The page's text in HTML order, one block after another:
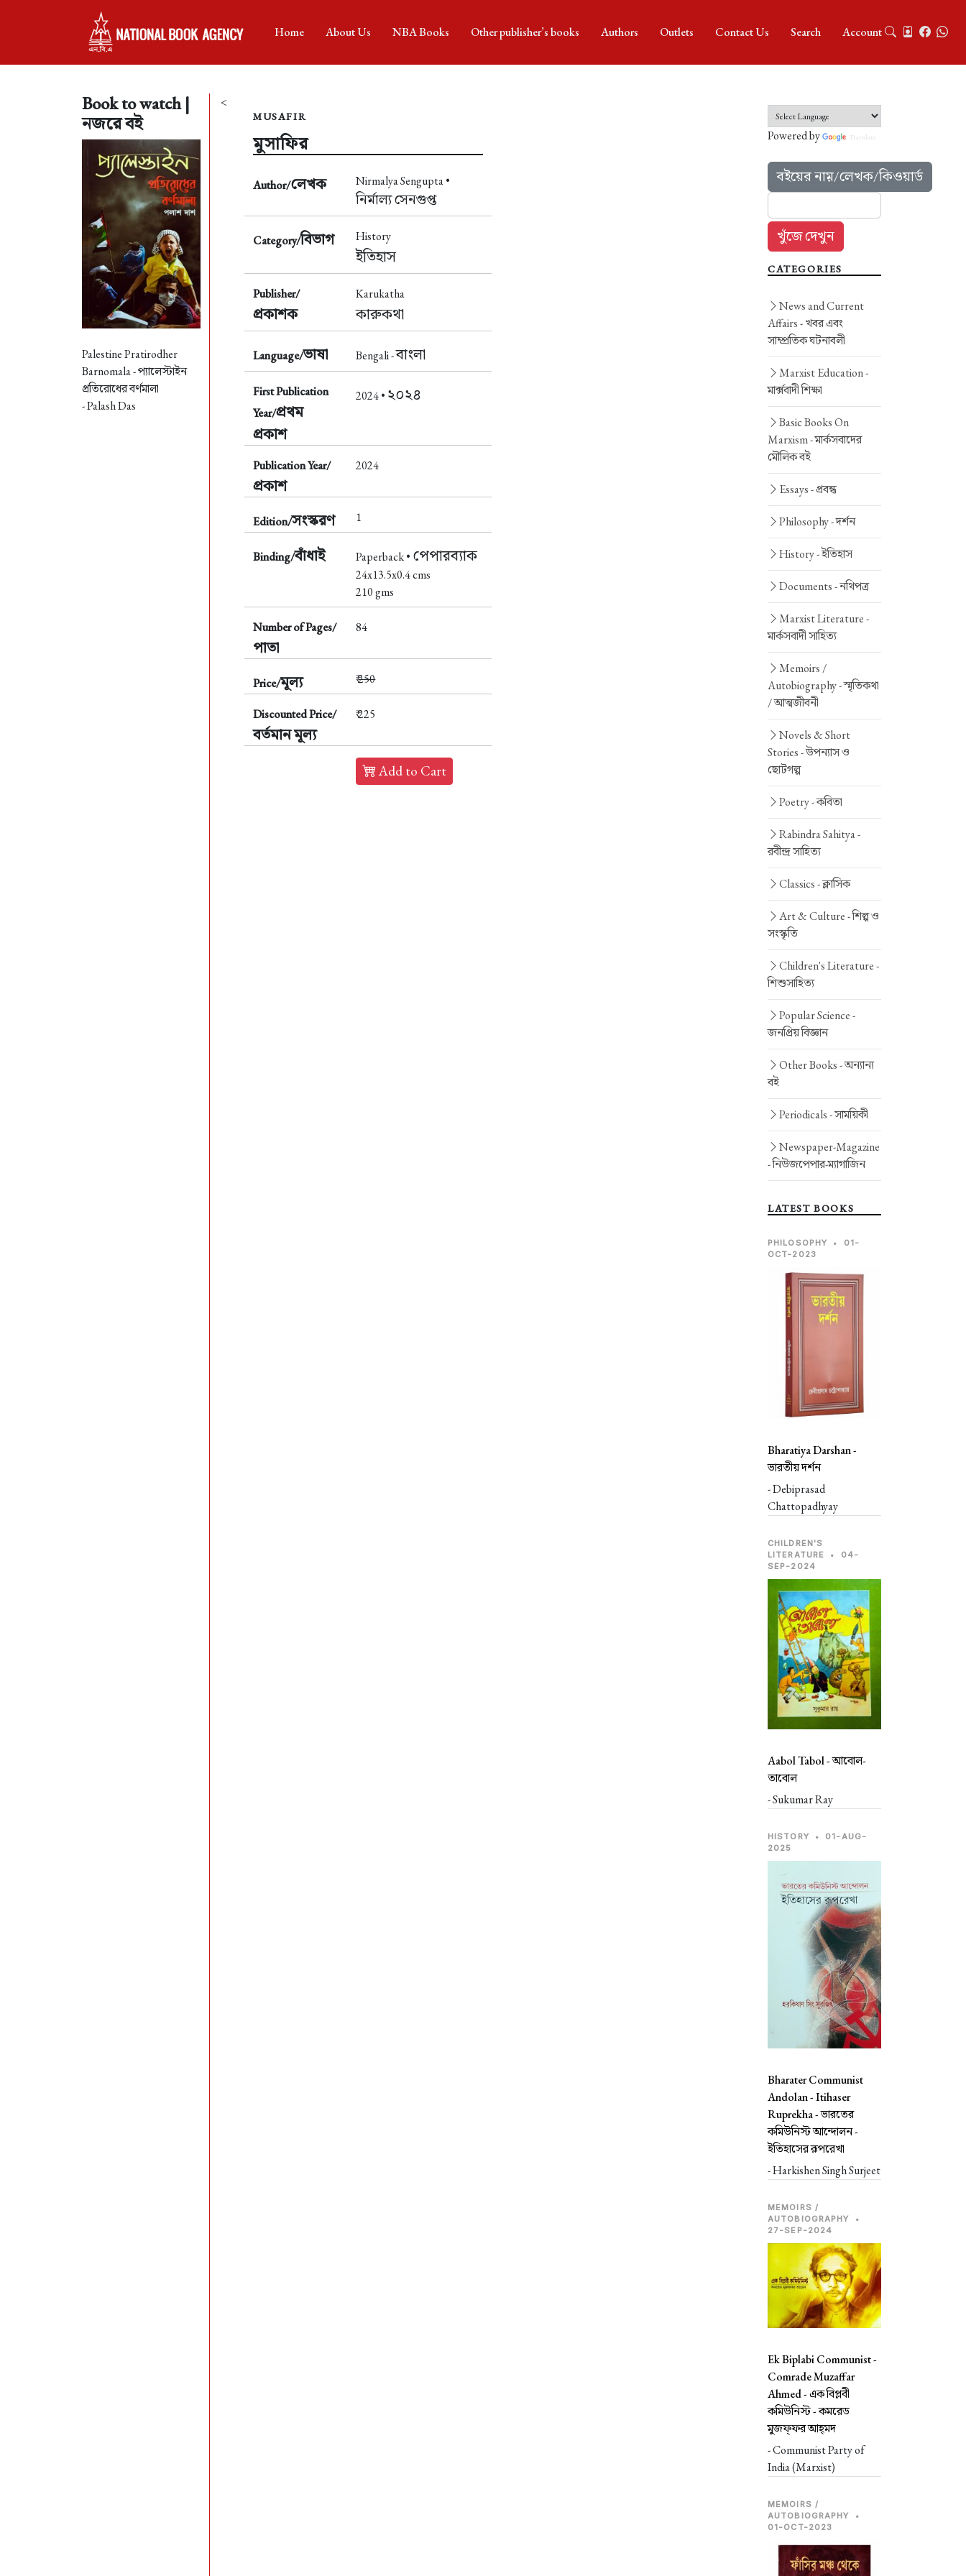
Home About Us NBA Books Other publisher’s books Authors Outlets Contact Us Search Account
Book to watch |
নজরে বই
Palestine Pratirodher
Barnomala -প্যালেস্টাইন
প্রতিরোধের বর্ণমালা
- Palash Das
<
MUSAFIR
মুসাফির
Author/লেখক Nirmalya Sengupta •
নির্মাল্য সেনগুপ্ত
Category/বিভাগ History
ইতিহাস
Publisher/
প্রকাশক
Karukatha
কারুকথা
Language/ভাষা Bengali -বাংলা
First Publication
Year/প্রথম
প্রকাশ
2024 • ২০২৪
Publication Year/
প্রকাশ
2024
Edition/সংস্করণ 1
Binding/বাঁধাই Paperback • পেপারব্যাক
24x13.5x0.4 cms
210 gms
Number of Pages/
পাতা
84
Price/মূল্য ₹250
Discounted Price/
বর্তমান মূল্য
₹ 225
Add to Cart
Powered by Translate
বইয়ের নাম়/লেখক/কিওয়ার্ড
CATEGORIES
News and Current
Affairs -খবর এবং
সাম্প্রতিক ঘটনাবলী
Marxist Education -
মার্ক্সবাদী শিক্ষা
Basic Books On
Marxism -মার্কসবাদের
মৌলিক বই
Essays -প্রবন্ধ
Philosophy -দর্শন
History -ইতিহাস
Documents -নথিপত্র
Marxist Literature -
মার্কসবাদী সাহিত্য
Memoirs /
Autobiography -স্মৃতিকথা
/ আত্মজীবনী
Novels & Short
Stories -উপন্যাস ও
ছোটগল্প
Poetry -কবিতা
Rabindra Sahitya -
রবীন্দ্র সাহিত্য
Classics -ক্লাসিক
Art & Culture -শিল্প ও
সংস্কৃতি
Children's Literature -
শিশুসাহিত্য
Popular Science -
জনপ্রিয় বিজ্ঞান
Other Books -অন্যান্য
বই
Periodicals -সাময়িকী
Newspaper-Magazine
-নিউজপেপার-ম্যাগাজিন
LATEST BOOKS
PHILOSOPHY •
01-
OCT-2023
Bharatiya Darshan -
ভারতীয় দর্শন
- Debiprasad
Chattopadhyay
CHILDREN'S
LITERATURE
•
04-
SEP-2024
Aabol Tabol -আবোল-
তাবোল
- Sukumar Ray
HISTORY •
01-AUG-
2025
Bharater Communist
Andolan - Itihaser
Ruprekha -ভারতের
কমিউনিস্ট আন্দোলন -
ইতিহাসের রূপরেখা
- Harkishen Singh Surjeet
MEMOIRS /
AUTOBIOGRAPHY
•
27-SEP-2024
Ek Biplabi Communist -
Comrade Muzaffar
Ahmed -এক বিপ্লবী
কমিউনিস্ট - কমরেড
মুজফ্‌ফর আহ্‌মদ
- Communist Party of
India (Marxist)
MEMOIRS /
AUTOBIOGRAPHY
•
01-OCT-2023